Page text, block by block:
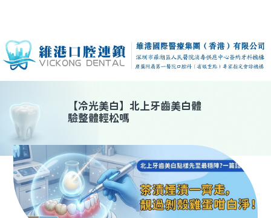
【冷光美白】 北上牙齒美白體
驗整體輕松嗎